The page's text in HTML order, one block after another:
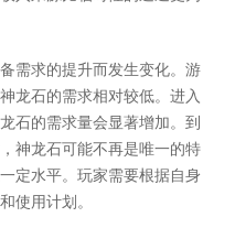
需求的提升而发生变化。游
龙石的需求相对较低。进入
石的需求量会显著增加。到
神龙石可能不再是唯一的特
定水平。玩家需要根据自身
使用计划。